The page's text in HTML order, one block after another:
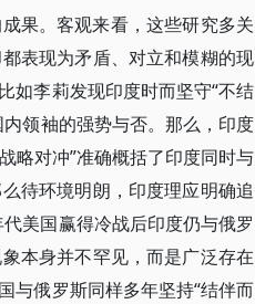
果。客观来看，这些研究多关
表现为矛盾、对立和模糊的现
如李莉发现印度时而坚守“不结
领袖的强势与否。那么，印度
略对冲”准确概括了印度同时与
待环境明朗，印度理应明确追
美国赢得冷战后印度仍与俄罗
本身并不罕见，而是广泛存在
与俄罗斯同样多年坚持“结伴而